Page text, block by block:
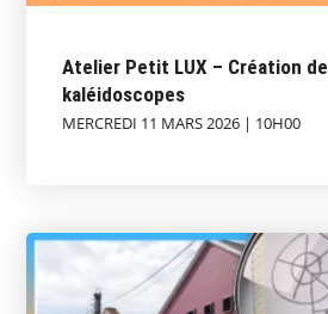
Atelier Petit LUX – Création de
kaléidoscopes
MERCREDI 11 MARS 2026 | 10H00